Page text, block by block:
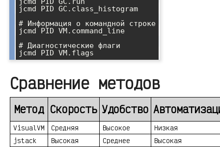
jcmd PID GC.class_histogram
# Информация о командной строке
jcmd PID VM.command_line
# Диагностические флаги
Сравнение методов
Метод Скорость Удобство
VisualVM Средняя Высокое
Низкая
jstack
Высокая Среднее
Высокая